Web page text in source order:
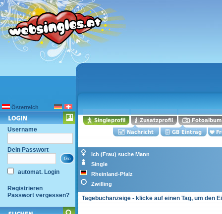
Österreich
Username
Dein Passwort
automat. Login
Registrieren
Passwort vergessen?
Ich (Frau) suche Mann
Single
Rheinland-Pfalz
Zwilling
Tagebuchanzeige - klicke auf einen Tag, um den